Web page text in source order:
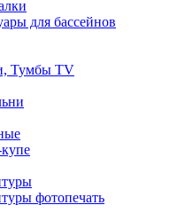
для бассейнов
Тумбы TV
фотопечать